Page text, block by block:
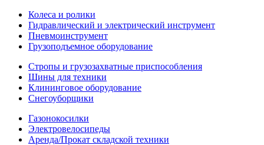
Колеса и ролики
Гидравлический и электрический инструмент
Пневмоинструмент
Грузоподъемное оборудование
Стропы и грузозахватные приспособления
Шины для техники
Клининговое оборудование
Снегоуборщики
Газонокосилки
Электровелосипеды
Аренда/Прокат складской техники